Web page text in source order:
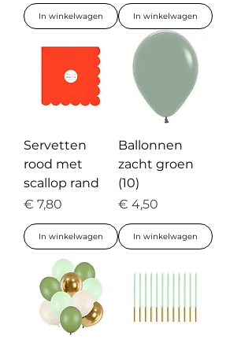
In winkelwagen In winkelwagen
Servetten
rood met
scallop rand
Prijs
€ 7,80
In winkelwagen
Ballonnen
zacht groen
(10)
Prijs
€ 4,50
In winkelwagen